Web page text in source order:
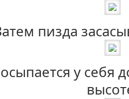
пизда
у себя